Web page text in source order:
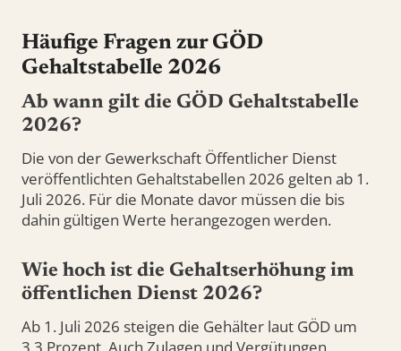
Häufige Fragen zur GÖD
Gehaltstabelle 2026
Ab wann gilt die GÖD Gehaltstabelle
2026?
Die von der Gewerkschaft Öffentlicher Dienst
veröffentlichten Gehaltstabellen 2026 gelten ab 1.
Juli 2026. Für die Monate davor müssen die bis
dahin gültigen Werte herangezogen werden.
Wie hoch ist die Gehaltserhöhung im
öffentlichen Dienst 2026?
Ab 1. Juli 2026 steigen die Gehälter laut GÖD um